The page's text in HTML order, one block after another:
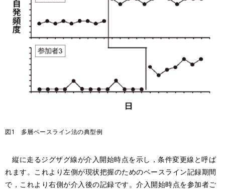
図1 多層ベースライン法の典型例
縦に走るジグザグ線が介入開始時点を示し，条件変更線と呼ば
れます。これより左側が現状把握のためのベースライン記録期間
で，これより右側が介入後の記録です。介入開始時点を参加者ご